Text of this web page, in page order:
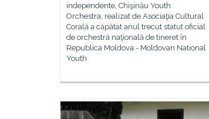
independente, Chişinău Youth
Orchestra, realizat de Asociaţia Cultural
Corală a căpătat anul trecut statut oficial
de orchestră naţională de tineret în
Republica Moldova - Moldovan National
Youth